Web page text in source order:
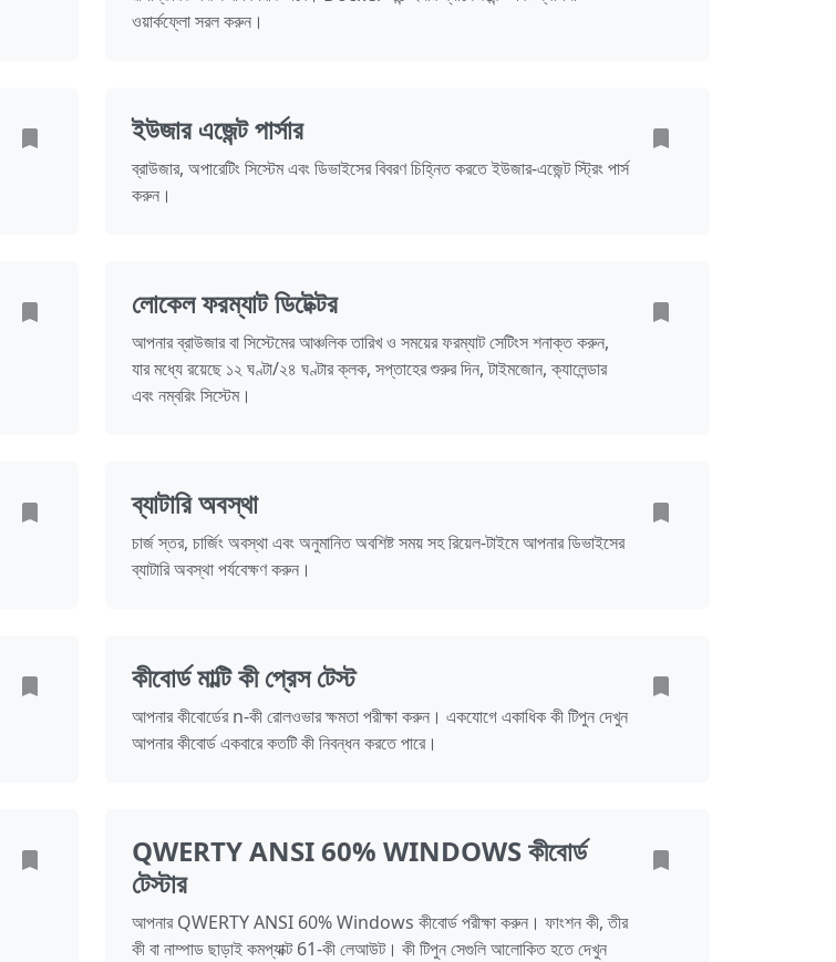
ওয়ার্কফ্লো সরল করুন।
ইউজার এজেন্ট পার্সার
ব্রাউজার, অপারেটিং সিস্টেম এবং ডিভাইসের বিবরণ চিহ্নিত করতে ইউজার-এজেন্ট স্ট্রিং পার্স
করুন।
লোকেল ফরম্যাট ডিটেক্টর
আপনার ব্রাউজার বা সিস্টেমের আঞ্চলিক তারিখ ও সময়ের ফরম্যাট সেটিংস শনাক্ত করুন,
যার মধ্যে রয়েছে ১২ ঘণ্টা/২৪ ঘণ্টার ক্লক, সপ্তাহের শুরুর দিন, টাইমজোন, ক্যালেন্ডার
এবং নম্বরিং সিস্টেম।
ব্যাটারি অবস্থা
চার্জ স্তর, চার্জিং অবস্থা এবং অনুমানিত অবশিষ্ট সময় সহ রিয়েল-টাইমে আপনার ডিভাইসের
ব্যাটারি অবস্থা পর্যবেক্ষণ করুন।
কীবোর্ড মাল্টি কী প্রেস টেস্ট
আপনার কীবোর্ডের n-কী রোলওভার ক্ষমতা পরীক্ষা করুন। একযোগে একাধিক কী টিপুন দেখুন
আপনার কীবোর্ড একবারে কতটি কী নিবন্ধন করতে পারে।
QWERTY ANSI 60% WINDOWS কীবোর্ড
টেস্টার
আপনার QWERTY ANSI 60% Windows কীবোর্ড পরীক্ষা করুন। ফাংশন কী, তীর
কী বা নাম্পাড ছাড়াই কমপ্যাক্ট 61-কী লেআউট। কী টিপুন সেগুলি আলোকিত হতে দেখুন